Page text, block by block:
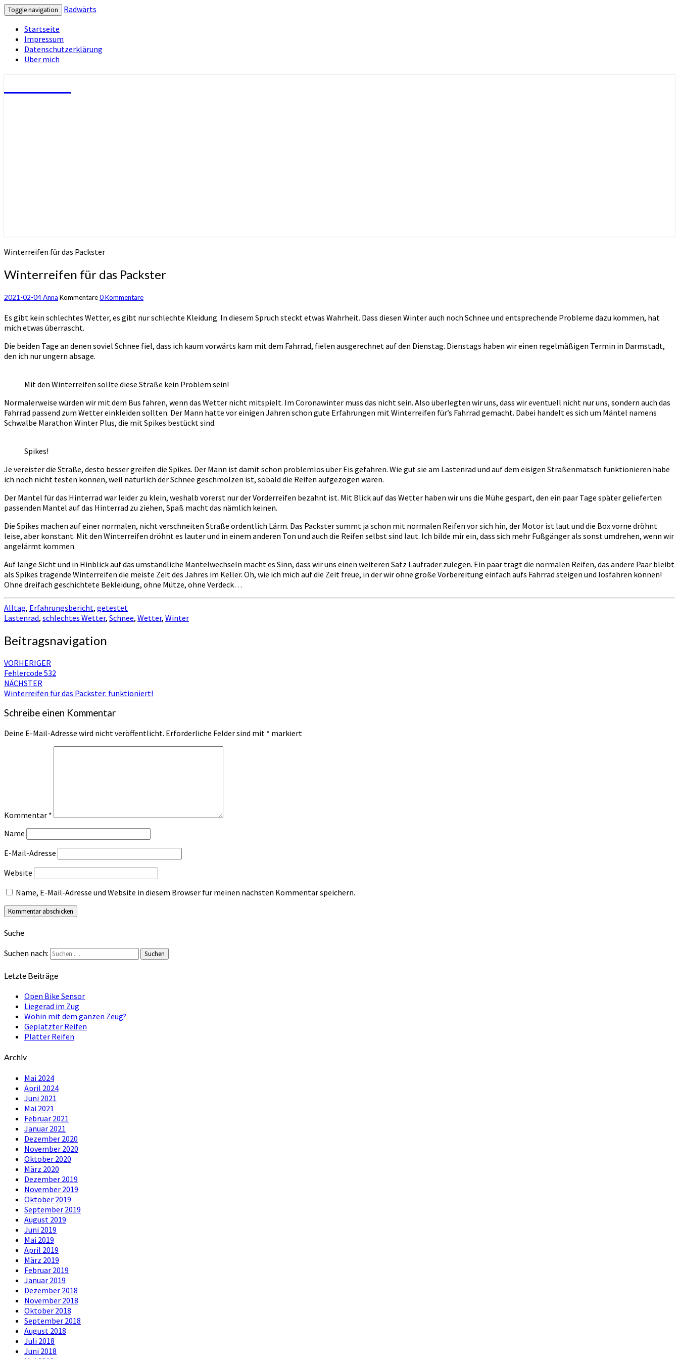
Toggle navigation
Radwärts
Startseite
Impressum
Datenschutzerklärung
Über mich
Winterreifen für das Packster
Winterreifen für das Packster
2021-02-04Anna Kommentare0 Kommentare
Es gibt kein schlechtes Wetter, es gibt nur schlechte Kleidung. In diesem Spruch steckt etwas Wahrheit. Dass diesen Winter auch noch Schnee und entsprechende Probleme dazu kommen, hat
mich etwas überrascht.
Die beiden Tage an denen soviel Schnee fiel, dass ich kaum vorwärts kam mit dem Fahrrad, fielen ausgerechnet auf den Dienstag. Dienstags haben wir einen regelmäßigen Termin in Darmstadt,
den ich nur ungern absage.
Mit den Winterreifen sollte diese Straße kein Problem sein!
Normalerweise würden wir mit dem Bus fahren, wenn das Wetter nicht mitspielt. Im Coronawinter muss das nicht sein. Also überlegten wir uns, dass wir eventuell nicht nur uns, sondern auch das
Fahrrad passend zum Wetter einkleiden sollten. Der Mann hatte vor einigen Jahren schon gute Erfahrungen mit Winterreifen für’s Fahrrad gemacht. Dabei handelt es sich um Mäntel namens
Schwalbe Marathon Winter Plus, die mit Spikes bestückt sind.
Spikes!
Je vereister die Straße, desto besser greifen die Spikes. Der Mann ist damit schon problemlos über Eis gefahren. Wie gut sie am Lastenrad und auf dem eisigen Straßenmatsch funktionieren habe
ich noch nicht testen können, weil natürlich der Schnee geschmolzen ist, sobald die Reifen aufgezogen waren.
Der Mantel für das Hinterrad war leider zu klein, weshalb vorerst nur der Vorderreifen bezahnt ist. Mit Blick auf das Wetter haben wir uns die Mühe gespart, den ein paar Tage später gelieferten
passenden Mantel auf das Hinterrad zu ziehen, Spaß macht das nämlich keinen.
Die Spikes machen auf einer normalen, nicht verschneiten Straße ordentlich Lärm. Das Packster summt ja schon mit normalen Reifen vor sich hin, der Motor ist laut und die Box vorne dröhnt
leise, aber konstant. Mit den Winterreifen dröhnt es lauter und in einem anderen Ton und auch die Reifen selbst sind laut. Ich bilde mir ein, dass sich mehr Fußgänger als sonst umdrehen, wenn wir
angelärmt kommen.
Auf lange Sicht und in Hinblick auf das umständliche Mantelwechseln macht es Sinn, dass wir uns einen weiteren Satz Laufräder zulegen. Ein paar trägt die normalen Reifen, das andere Paar bleibt
als Spikes tragende Winterreifen die meiste Zeit des Jahres im Keller. Oh, wie ich mich auf die Zeit freue, in der wir ohne große Vorbereitung einfach aufs Fahrrad steigen und losfahren können!
Ohne dreifach geschichtete Bekleidung, ohne Mütze, ohne Verdeck…
Alltag, Erfahrungsbericht, getestet
Lastenrad, schlechtes Wetter, Schnee, Wetter, Winter
Beitragsnavigation
VORHERIGER
Fehlercode 532
NÄCHSTER
Winterreifen für das Packster: funktioniert!
Schreibe einen Kommentar
Deine E-Mail-Adresse wird nicht veröffentlicht. Erforderliche Felder sind mit * markiert
Kommentar *
Name
E-Mail-Adresse
Website
Name, E-Mail-Adresse und Website in diesem Browser für meinen nächsten Kommentar speichern.
Suche
Suchen nach: Suchen
Letzte Beiträge
Open Bike Sensor
Liegerad im Zug
Wohin mit dem ganzen Zeug?
Geplatzter Reifen
Platter Reifen
Archiv
Mai 2024
April 2024
Juni 2021
Mai 2021
Februar 2021
Januar 2021
Dezember 2020
November 2020
Oktober 2020
März 2020
Dezember 2019
November 2019
Oktober 2019
September 2019
August 2019
Juni 2019
Mai 2019
April 2019
März 2019
Februar 2019
Januar 2019
Dezember 2018
November 2018
Oktober 2018
September 2018
August 2018
Juli 2018
Juni 2018